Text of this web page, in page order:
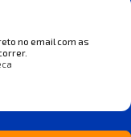
no email com as